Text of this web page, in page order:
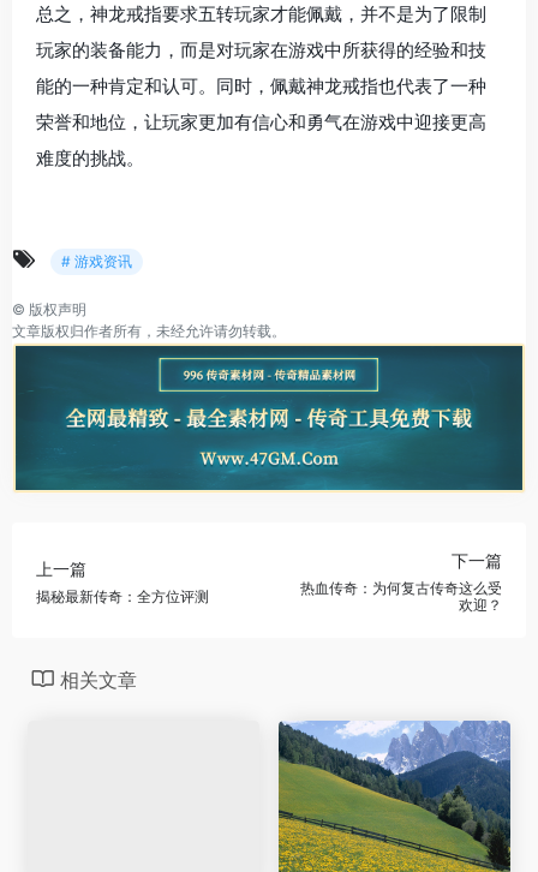
总之，神龙戒指要求五转玩家才能佩戴，并不是为了限制
玩家的装备能力，而是对玩家在游戏中所获得的经验和技
能的一种肯定和认可。同时，佩戴神龙戒指也代表了一种
荣誉和地位，让玩家更加有信心和勇气在游戏中迎接更高
难度的挑战。
# 游戏资讯
© 版权声明
文章版权归作者所有，未经允许请勿转载。
上一篇
揭秘最新传奇：全方位评测
下一篇
热血传奇：为何复古传奇这么受
欢迎？
相关文章